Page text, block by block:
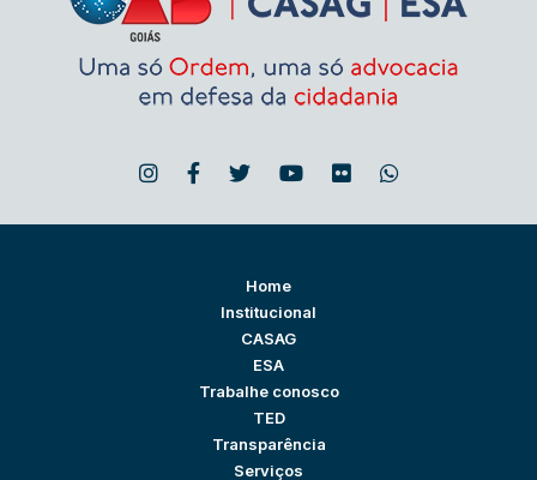
Home
Institucional
CASAG
ESA
Trabalhe conosco
TED
Transparência
Serviços